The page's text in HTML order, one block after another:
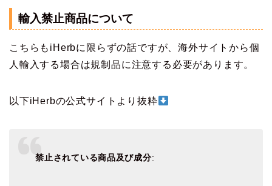
輸入禁止商品について
こちらもiHerbに限らずの話ですが、海外サイトから個
人輸入する場合は規制品に注意する必要があります。
以下iHerbの公式サイトより抜粋
禁止されている商品及び成分: